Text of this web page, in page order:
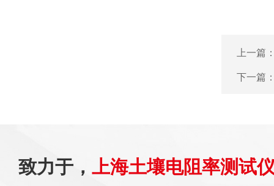
上一篇
下一篇
致力于， 上海土壤电阻率测试